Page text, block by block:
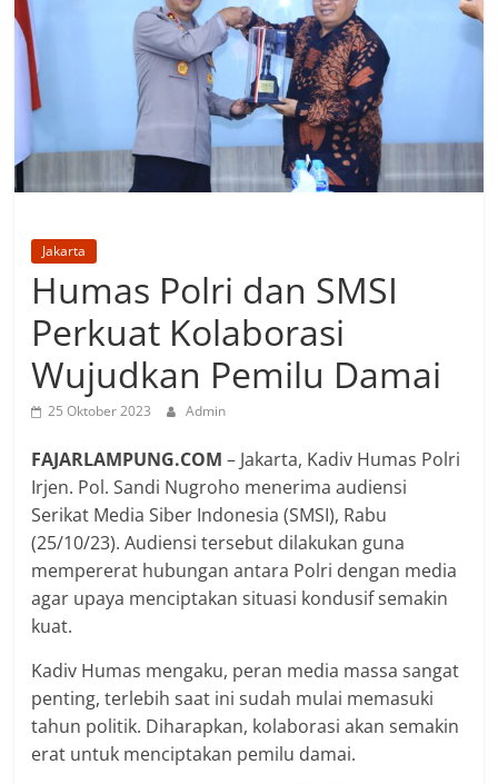
Jakarta
Humas Polri dan SMSI
Perkuat Kolaborasi
Wujudkan Pemilu Damai
25 Oktober 2023 Admin
FAJARLAMPUNG.COM– Jakarta, Kadiv Humas Polri
Irjen. Pol. Sandi Nugroho menerima audiensi
Serikat Media Siber Indonesia (SMSI), Rabu
(25/10/23). Audiensi tersebut dilakukan guna
mempererat hubungan antara Polri dengan media
agar upaya menciptakan situasi kondusif semakin
kuat.
Kadiv Humas mengaku, peran media massa sangat
penting, terlebih saat ini sudah mulai memasuki
tahun politik. Diharapkan, kolaborasi akan semakin
erat untuk menciptakan pemilu damai.